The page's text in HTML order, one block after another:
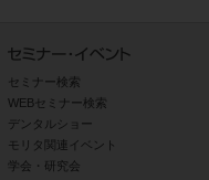
セミナー検索
WEBセミナー検索
デンタルショー
モリタ関連イベント
学会・研究会